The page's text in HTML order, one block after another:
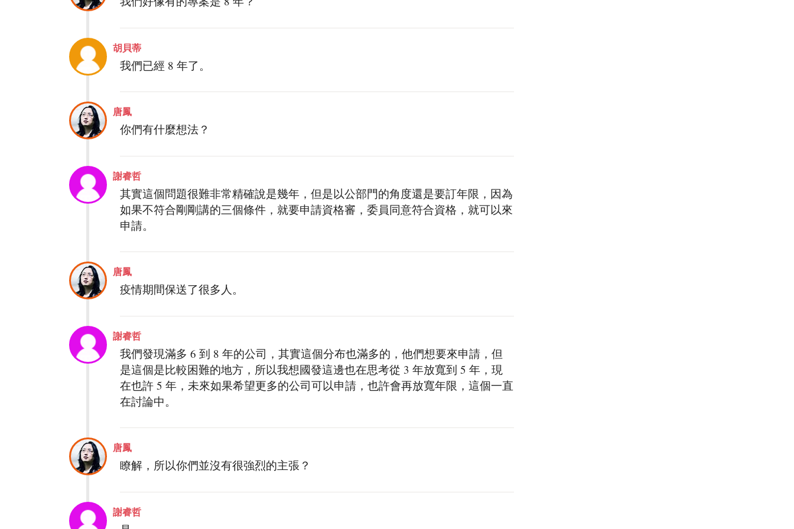
胡貝蒂
我們已經 8 年了。
唐鳳
你們有什麼想法？
謝睿哲
其實這個問題很難非常精確說是幾年，但是以公部門的角度還是要訂年限，因為
如果不符合剛剛講的三個條件，就要申請資格審，委員同意符合資格，就可以來
申請。
唐鳳
疫情期間保送了很多人。
謝睿哲
我們發現滿多 6 到 8 年的公司，其實這個分布也滿多的，他們想要來申請，但
是這個是比較困難的地方，所以我想國發這邊也在思考從 3 年放寬到 5 年，現
在也許 5 年，未來如果希望更多的公司可以申請，也許會再放寬年限，這個一直
在討論中。
唐鳳
瞭解，所以你們並沒有很強烈的主張？
謝睿哲